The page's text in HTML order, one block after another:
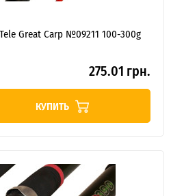
Great Carp №09211 100-300g
275.01 грн.
КУПИТЬ